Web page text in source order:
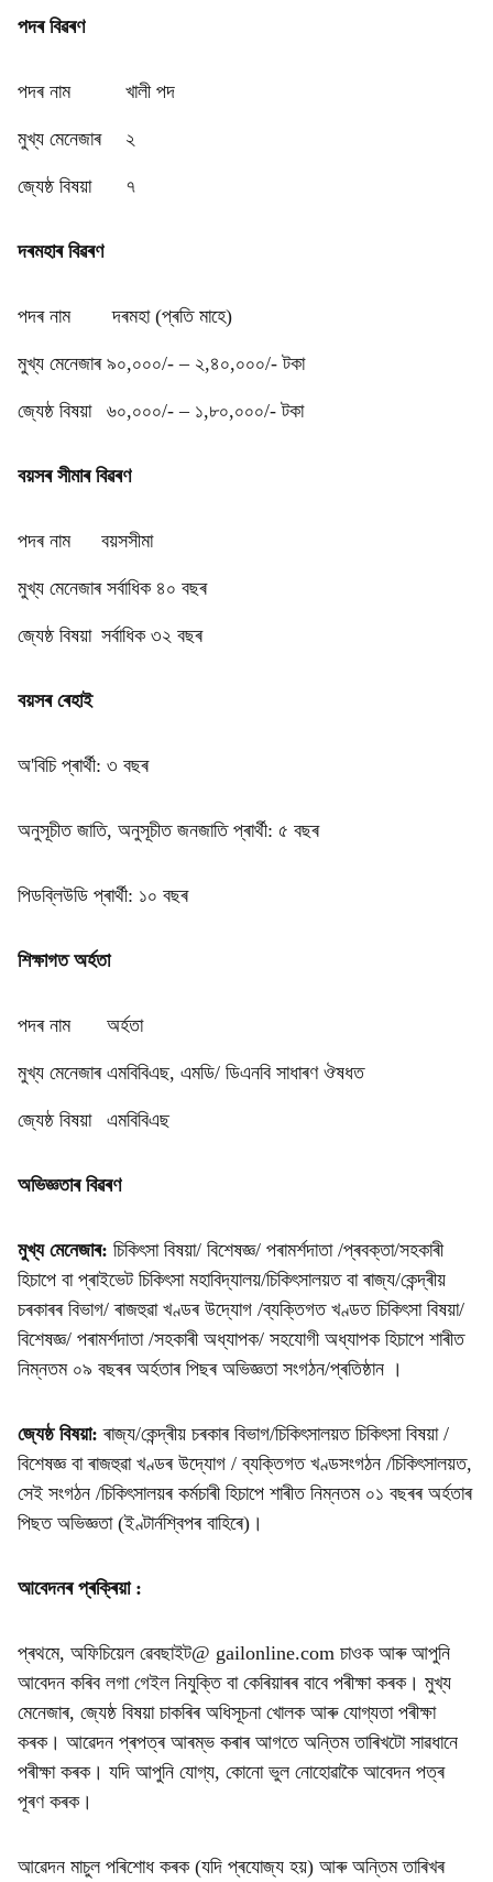
পদৰ বিৱৰণ
পদৰ নাম খালী পদ
মুখ্য মেনেজাৰ ২
জ্যেষ্ঠ বিষয়া ৭
দৰমহাৰ বিৱৰণ
পদৰ নাম দৰমহা (প্ৰতি মাহে)
মুখ্য মেনেজাৰ ৯০,০০০/- – ২,৪০,০০০/- টকা
জ্যেষ্ঠ বিষয়া ৬০,০০০/- – ১,৮০,০০০/- টকা
বয়সৰ সীমাৰ বিৱৰণ
পদৰ নাম বয়সসীমা
মুখ্য মেনেজাৰসৰ্বাধিক ৪০ বছৰ
জ্যেষ্ঠ বিষয়া সৰ্বাধিক ৩২ বছৰ
বয়সৰ ৰেহাই
অ'বিচি প্ৰাৰ্থী: ৩ বছৰ
অনুসূচীত জাতি, অনুসূচীত জনজাতি প্ৰাৰ্থী: ৫ বছৰ
পিডব্লিউডি প্ৰাৰ্থী: ১০ বছৰ
শিক্ষাগত অৰ্হতা
পদৰ নাম অৰ্হতা
মুখ্য মেনেজাৰ এমবিবিএছ, এমডি/ ডিএনবি সাধাৰণ ঔষধত
জ্যেষ্ঠ বিষয়া এমবিবিএছ
অভিজ্ঞতাৰ বিৱৰণ
মুখ্য মেনেজাৰ: চিকিৎসা বিষয়া/ বিশেষজ্ঞ/ পৰামৰ্শদাতা /প্ৰবক্তা/সহকাৰী
হিচাপে বা প্ৰাইভেট চিকিৎসা মহাবিদ্যালয়/চিকিৎসালয়ত বা ৰাজ্য/কেন্দ্ৰীয়
চৰকাৰৰ বিভাগ/ ৰাজহুৱা খণ্ডৰ উদ্যোগ /ব্যক্তিগত খণ্ডত চিকিৎসা বিষয়া/
বিশেষজ্ঞ/ পৰামৰ্শদাতা /সহকাৰী অধ্যাপক/ সহযোগী অধ্যাপক হিচাপে শাৰীত
নিম্নতম ০৯ বছৰৰ অৰ্হতাৰ পিছৰ অভিজ্ঞতা সংগঠন/প্ৰতিষ্ঠান ।
জ্যেষ্ঠ বিষয়া:ৰাজ্য/কেন্দ্ৰীয় চৰকাৰ বিভাগ/চিকিৎসালয়ত চিকিৎসা বিষয়া /
বিশেষজ্ঞ বা ৰাজহুৱা খণ্ডৰ উদ্যোগ / ব্যক্তিগত খণ্ডসংগঠন /চিকিৎসালয়ত,
সেই সংগঠন /চিকিৎসালয়ৰ কৰ্মচাৰী হিচাপে শাৰীত নিম্নতম ০১ বছৰৰ অৰ্হতাৰ
পিছত অভিজ্ঞতা (ইণ্টাৰ্নশ্বিপৰ বাহিৰে)।
আবেদনৰ প্ৰক্ৰিয়া :
প্ৰথমে, অফিচিয়েল ৱেবছাইট@ gailonline.com চাওক আৰু আপুনি
আবেদন কৰিব লগা গেইল নিযুক্তি বা কেৰিয়াৰৰ বাবে পৰীক্ষা কৰক। মুখ্য
মেনেজাৰ, জ্যেষ্ঠ বিষয়া চাকৰিৰ অধিসূচনা খোলক আৰু যোগ্যতা পৰীক্ষা
কৰক। আৱেদন প্ৰপত্ৰ আৰম্ভ কৰাৰ আগতে অন্তিম তাৰিখটো সাৱধানে
পৰীক্ষা কৰক। যদি আপুনি যোগ্য, কোনো ভুল নোহোৱাকৈ আবেদন পত্ৰ
পূৰণ কৰক।
আৱেদন মাচুল পৰিশোধ কৰক (যদি প্ৰযোজ্য হয়) আৰু অন্তিম তাৰিখৰ